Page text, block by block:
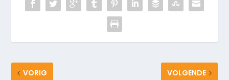
VORIG VOLGENDE